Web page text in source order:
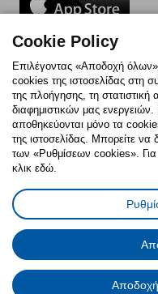
Follow us:
FacebookInstagram
TikTok
Πολιτική Cookies
Γενική
Πολιτική
Κώδικας
Cookie Policy
Επιλέγοντας «Αποδοχή
cookies της ιστοσελίδας στη
της πλοήγησης, τη
διαφημιστικών μας
αποθηκεύονται μόνο τα
της ιστοσελίδας. Μπορείτε να
των «Ρυθμίσεων cookies». Για
κλικ εδώ.
Αποδοχή